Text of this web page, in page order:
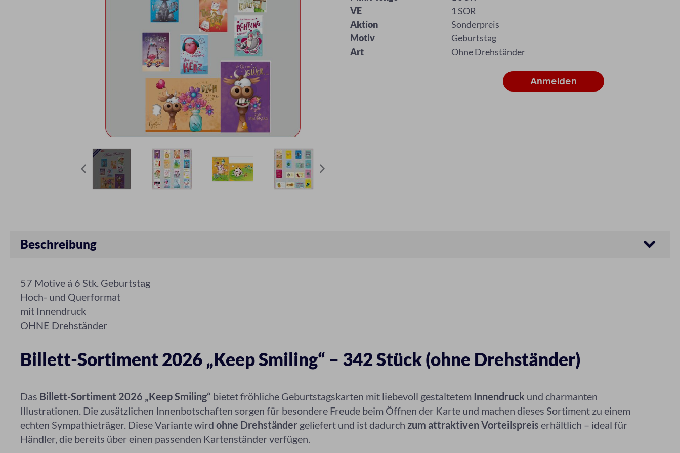
VE
1 SOR
Aktion
Sonderpreis
Motiv
Geburtstag
Art
Ohne Drehständer
Beschreibung
57 Motive á 6 Stk. Geburtstag
Hoch- und Querformat
mit Innendruck
OHNE Drehständer
Billett-Sortiment 2026 „Keep Smiling“ – 342 Stück (ohne Drehständer)
Das Billett-Sortiment 2026 „Keep Smiling“ bietet fröhliche Geburtstagskarten mit liebevoll gestaltetem Innendruck und charmanten
Illustrationen. Die zusätzlichen Innenbotschaften sorgen für besondere Freude beim Öffnen der Karte und machen dieses Sortiment zu einem
echten Sympathieträger. Diese Variante wird ohne Drehständer geliefert und ist dadurch zum attraktiven Vorteilspreis erhältlich – ideal für
Händler, die bereits über einen passenden Kartenständer verfügen.